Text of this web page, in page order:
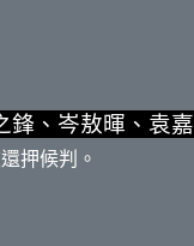
鋒、岑敖暉、袁嘉
押候判。